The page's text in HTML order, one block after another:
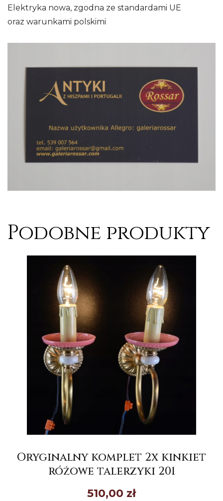
Elektryka nowa, zgodna ze standardami UE
oraz warunkami polskimi
Podobne produkty
Oryginalny komplet 2x kinkiet
różowe talerzyki 201
510,00 zł